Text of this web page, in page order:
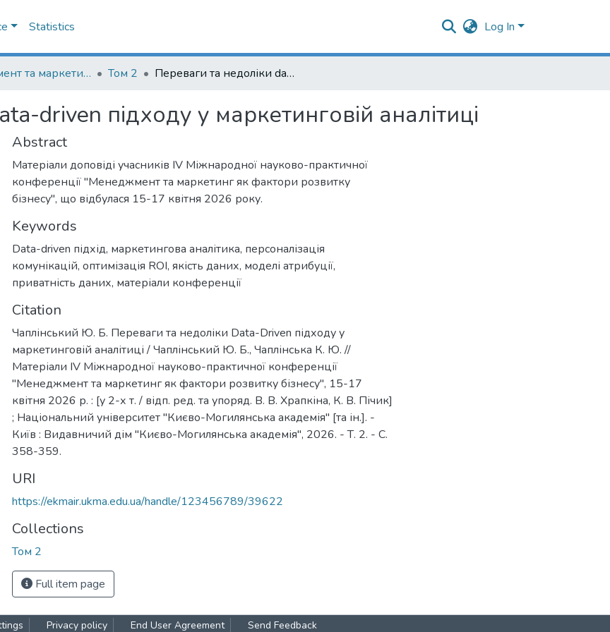
Statistics Log In
Менеджмент та маркетинг як фактори розвитку бізнесу : матеріали ІV Міжнародної науково-практичної конференції 15-17 квітня 2026 р. Том 2 Переваги та недоліки data-driven підходу у маркетинговій аналітиці
driven підходу у маркетинговій аналітиці
Abstract
Матеріали доповіді учасників IV Міжнародної науково-практичної
конференції "Менеджмент та маркетинг як фактори розвитку
бізнесу", що відбулася 15-17 квітня 2026 року.
Keywords
Data-driven підхід, маркетингова аналітика, персоналізація
комунікацій, оптимізація ROI, якість даних, моделі атрибуції,
приватність даних, матеріали конференції
Citation
Чаплінський Ю. Б. Переваги та недоліки Data-Driven підходу у
маркетинговій аналітиці / Чаплінський Ю. Б., Чаплінська К. Ю. //
Матеріали ІV Міжнародної науково-практичної конференції
"Менеджмент та маркетинг як фактори розвитку бізнесу", 15-17
квітня 2026 р. : [у 2-х т. / відп. ред. та упоряд. В. В. Храпкіна, К. В. Пічик]
; Національний університет "Києво-Могилянська академія" [та ін.]. -
Київ : Видавничий дім "Києво-Могилянська академія", 2026. - Т. 2. - С.
358-359.
URI
https://ekmair.ukma.edu.ua/handle/123456789/39622
Collections
Том 2
Full item page
Privacy policy End User Agreement Send Feedback